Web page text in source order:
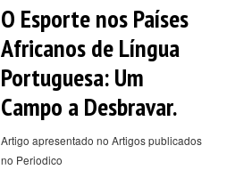
O Esporte nos Países
Africanos de Língua
Portuguesa: Um
Campo a Desbravar.
Artigo apresentado no Artigos publicados
no Periodico